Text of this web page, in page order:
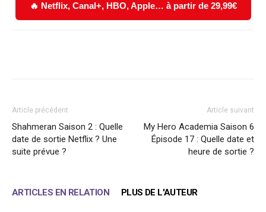
🔥 Netflix, Canal+, HBO, Apple… à partir de 29,99€
Article précédent
Shahmeran Saison 2 : Quelle
date de sortie Netflix ? Une
suite prévue ?
Article suivant
My Hero Academia Saison 6
Épisode 17 : Quelle date et
heure de sortie ?
ARTICLES EN RELATION PLUS DE L'AUTEUR